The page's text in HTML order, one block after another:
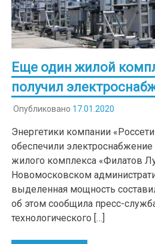
Еще один жилой
получил
Опубликовано 17.01.2020
Энергетики компании
обеспечили
жилого комплекса «Филатов
Новомосковском
выделенная мощность
об этом сообщила пресс-
технологического […]